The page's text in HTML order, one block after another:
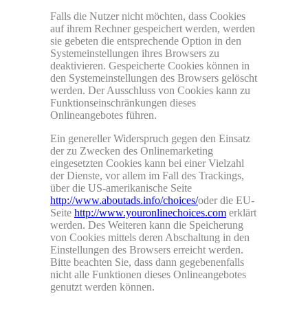
Falls die Nutzer nicht möchten, dass Cookies
auf ihrem Rechner gespeichert werden, werden
sie gebeten die entsprechende Option in den
Systemeinstellungen ihres Browsers zu
deaktivieren. Gespeicherte Cookies können in
den Systemeinstellungen des Browsers gelöscht
werden. Der Ausschluss von Cookies kann zu
Funktionseinschränkungen dieses
Onlineangebotes führen.
Ein genereller Widerspruch gegen den Einsatz
der zu Zwecken des Onlinemarketing
eingesetzten Cookies kann bei einer Vielzahl
der Dienste, vor allem im Fall des Trackings,
über die US-amerikanische Seite
http://www.aboutads.info/choices/oder die EU-
Seite http://www.youronlinechoices.com erklärt
werden. Des Weiteren kann die Speicherung
von Cookies mittels deren Abschaltung in den
Einstellungen des Browsers erreicht werden.
Bitte beachten Sie, dass dann gegebenenfalls
nicht alle Funktionen dieses Onlineangebotes
genutzt werden können.